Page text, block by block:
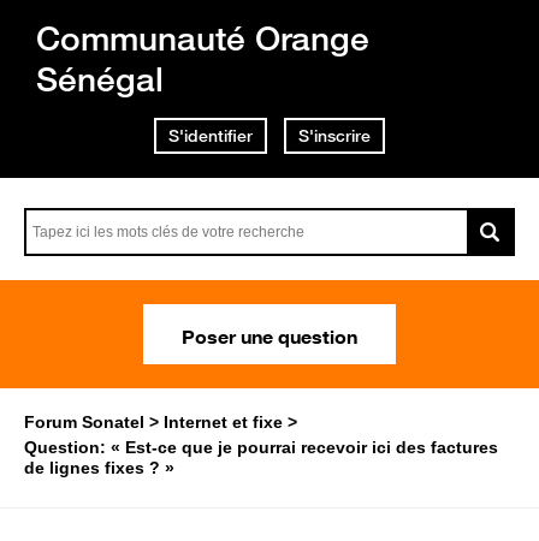
Communauté Orange
Sénégal
S'identifier S'inscrire
Poser une question
Forum Sonatel
Internet et fixe
Question: « Est-ce que je pourrai recevoir ici des factures
de lignes fixes ? »